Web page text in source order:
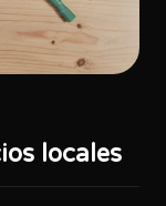
locales